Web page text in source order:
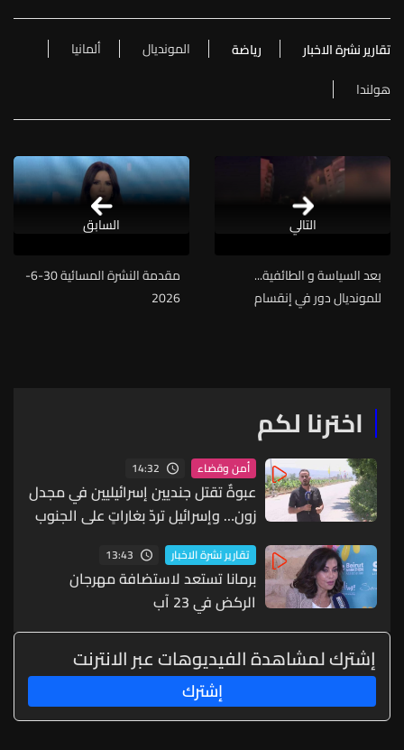
تقارير نشرة الاخبار رياضة المونديال
ألمانيا
هولندا
التالي
بعد السياسة و الطائفية...
للمونديال دور في إنقسام
مقدمة النشرة المسائية 30-6-
2026
السابق
اخترنا لكم
أمن وقضاء 14:32
عبوةٌ تقتل جنديين إسرائيليين في مجدل
زون… وإسرائيل تردّ بغاراتٍ على الجنوب
تقارير نشرة الاخبار 13:43
برمانا تستعد لاستضافة مهرجان
الركض في 23 آب
إشترك لمشاهدة الفيديوهات عبر الانترنت
إشترك